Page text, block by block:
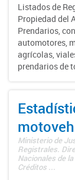
Listados de
Propiedad del
Prendarios,
automotores,
agrícolas,
prendarios de
Ministerio de
Registrales.
Nacionales de
Créditos ...